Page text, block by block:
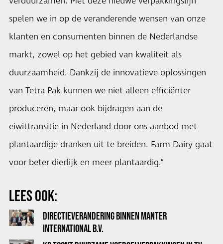
spelen we in op de veranderende wensen van onze
klanten en consumenten binnen de Nederlandse
markt, zowel op het gebied van kwaliteit als
duurzaamheid. Dankzij de innovatieve oplossingen
van Tetra Pak kunnen we niet alleen efficiënter
produceren, maar ook bijdragen aan de
eiwittransitie in Nederland door ons aanbod met
plantaardige dranken uit te breiden. Farm Dairy gaat
voor beter dierlijk en meer plantaardig.”
LEES OOK:
DIRECTIEVERANDERING BINNEN MANTER
INTERNATIONAL B.V.